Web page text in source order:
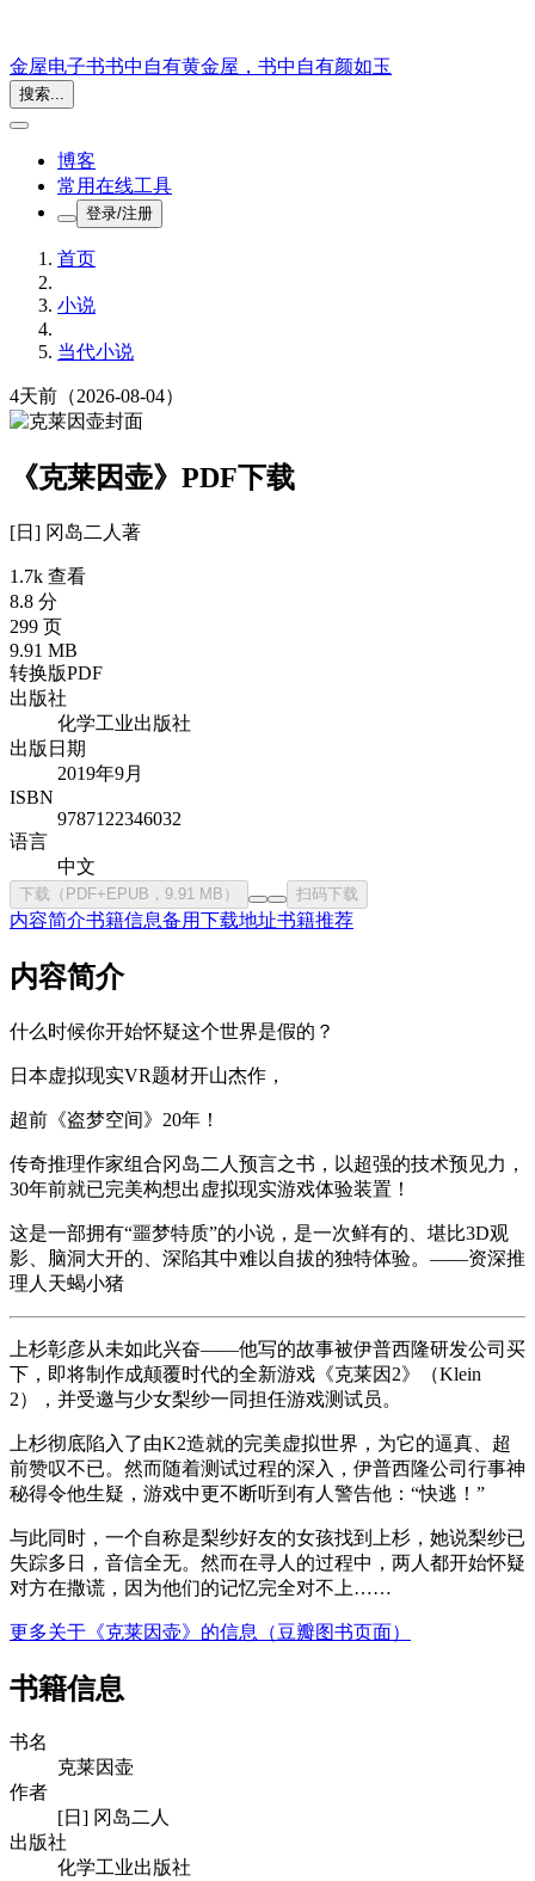
金屋电子书书中自有黄金屋，书中自有颜如玉
搜索...
博客
常用在线工具
登录/注册
首页
小说
当代小说
4天前 （2026-08-04）
《克莱因壶》PDF下载
[日] 冈岛二人 著
1.7k 查看
8.8 分
299 页
9.91 MB
转换版PDF
出版社
化学工业出版社
出版日期
2019年9月
ISBN
9787122346032
语言
中文
下载（PDF+EPUB，9.91 MB） 扫码下载
内容简介书籍信息备用下载地址书籍推荐
内容简介
什么时候你开始怀疑这个世界是假的？
日本虚拟现实VR题材开山杰作，
超前《盗梦空间》20年！
传奇推理作家组合冈岛二人预言之书，以超强的技术预见力，
30年前就已完美构想出虚拟现实游戏体验装置！
这是一部拥有“噩梦特质”的小说，是一次鲜有的、堪比3D观
影、脑洞大开的、深陷其中难以自拔的独特体验。——资深推
理人天蝎小猪
上杉彰彦从未如此兴奋——他写的故事被伊普西隆研发公司买
下，即将制作成颠覆时代的全新游戏《克莱因2》（Klein
2），并受邀与少女梨纱一同担任游戏测试员。
上杉彻底陷入了由K2造就的完美虚拟世界，为它的逼真、超
前赞叹不已。然而随着测试过程的深入，伊普西隆公司行事神
秘得令他生疑，游戏中更不断听到有人警告他：“快逃！”
与此同时，一个自称是梨纱好友的女孩找到上杉，她说梨纱已
失踪多日，音信全无。然而在寻人的过程中，两人都开始怀疑
对方在撒谎，因为他们的记忆完全对不上……
更多关于《克莱因壶》的信息（豆瓣图书页面）
书籍信息
书名
克莱因壶
作者
[日] 冈岛二人
出版社
化学工业出版社